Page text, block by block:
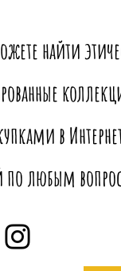
найти
в
по любым